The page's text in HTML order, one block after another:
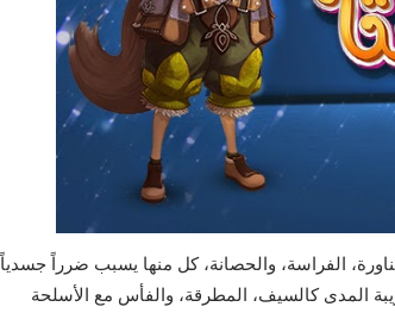
الفراسة، والحصانة، كل منها يسبب ضرراً جسدياً
المدى كالسيف، المطرقة، والفأس مع الأسلحة